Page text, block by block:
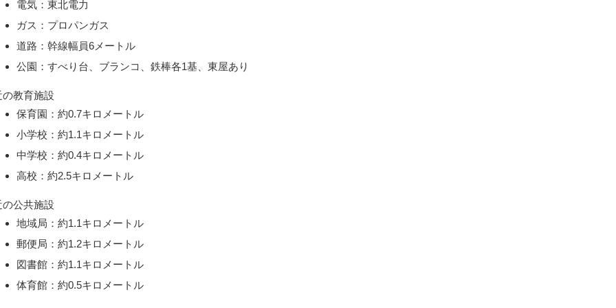
電気：東北電力
ガス：プロパンガス
道路：幹線幅員6メートル
公園：すべり台、ブランコ、鉄棒各1基、東屋あり
の教育施設
保育園：約0.7キロメートル
小学校：約1.1キロメートル
中学校：約0.4キロメートル
高校：約2.5キロメートル
の公共施設
地域局：約1.1キロメートル
郵便局：約1.2キロメートル
図書館：約1.1キロメートル
体育館：約0.5キロメートル